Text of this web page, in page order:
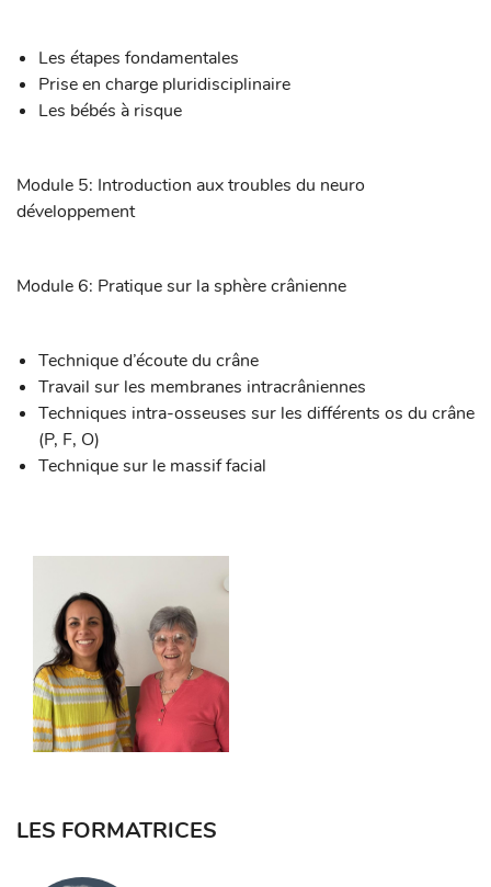
Les étapes fondamentales
Prise en charge pluridisciplinaire
Les bébés à risque
Module 5: Introduction aux troubles du neuro
développement
Module 6: Pratique sur la sphère crânienne
Technique d’écoute du crâne
Travail sur les membranes intracrâniennes
Techniques intra-osseuses sur les différents os du crâne
(P, F, O)
Technique sur le massif facial
LES FORMATRICES